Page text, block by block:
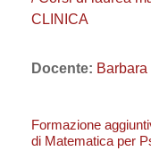
CLINICA
Docente: Barbara
Formazione
di Matematica per